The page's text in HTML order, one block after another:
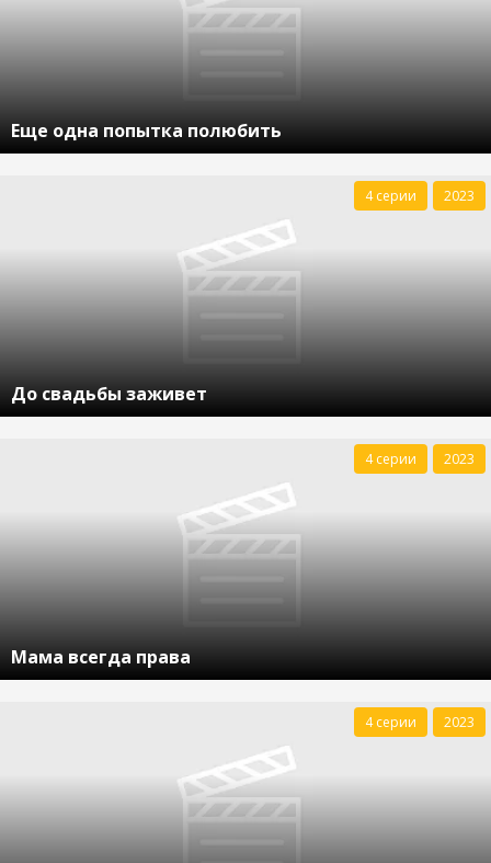
Еще одна попытка полюбить
До свадьбы заживет
4 серии 2023
Мама всегда права
4 серии 2023
4 серии 2023